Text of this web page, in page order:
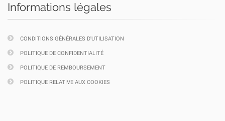
Informations légales
CONDITIONS GÉNÉRALES D'UTILISATION
POLITIQUE DE CONFIDENTIALITÉ
POLITIQUE DE REMBOURSEMENT
POLITIQUE RELATIVE AUX COOKIES